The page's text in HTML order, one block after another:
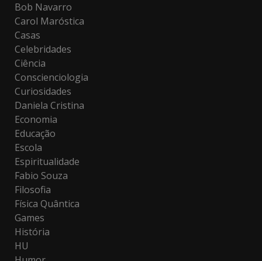
Bob Navarro
Carol Maróstica
Casas
Celebridades
Ciência
Conscienciologia
Curiosidades
Daniela Cristina
Economia
Educação
Escola
Espiritualidade
Fabio Souza
Filosofia
Física Quântica
Games
História
HU